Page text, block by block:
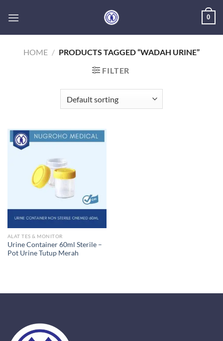
0
HOME / PRODUCTS TAGGED “WADAH URINE”
FILTER
ALAT TES & MONITOR
Urine Container 60ml Sterile –
Pot Urine Tutup Merah